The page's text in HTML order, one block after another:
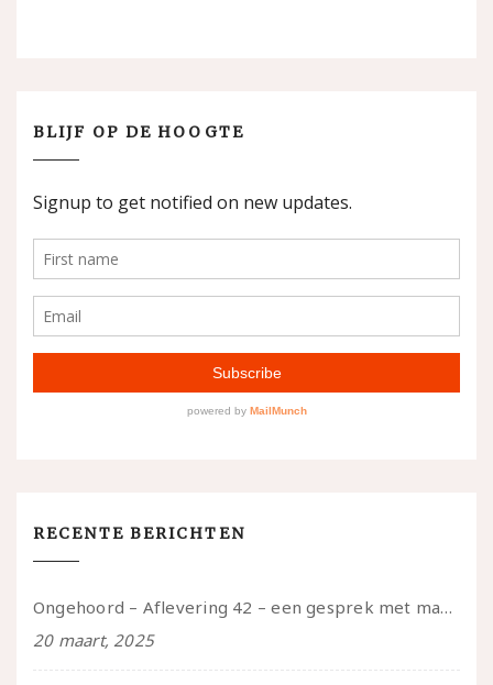
BLIJF OP DE HOOGTE
RECENTE BERICHTEN
Ongehoord – Aflevering 42 – een gesprek met marijn over seksueel opbloeien, het ouderschap uitvinden en verschillende leeftijden in je mee dragen
20 maart, 2025